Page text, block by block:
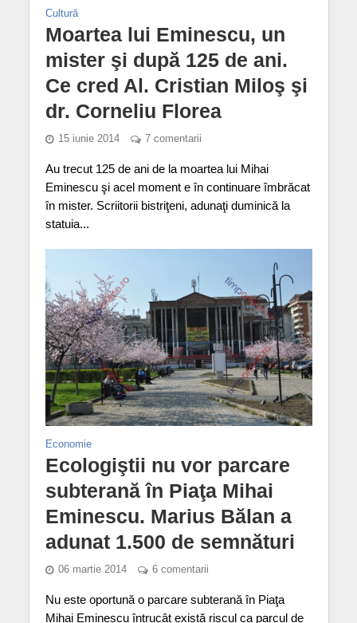
Cultură
Moartea lui Eminescu, un
mister şi după 125 de ani.
Ce cred Al. Cristian Miloş şi
dr. Corneliu Florea
15 iunie 2014 7 comentarii
Au trecut 125 de ani de la moartea lui Mihai
Eminescu şi acel moment e în continuare îmbrăcat
în mister. Scriitorii bistriţeni, adunaţi duminică la
statuia...
Economie
Ecologiştii nu vor parcare
subterană în Piaţa Mihai
Eminescu. Marius Bălan a
adunat 1.500 de semnături
06 martie 2014 6 comentarii
Nu este oportună o parcare subterană în Piaţa
Mihai Eminescu întrucât există riscul ca parcul de